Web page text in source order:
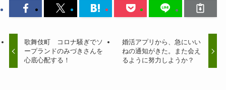
歌舞伎町 コロナ騒ぎでソ
ープランドのみづきさんを
心底心配する！
婚活アプリから、急にいい
ねの通知がきた。また会え
るように努力しようか？